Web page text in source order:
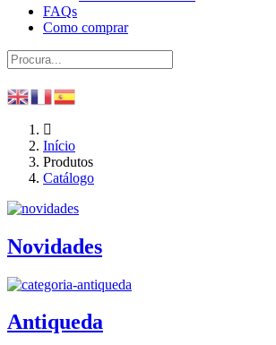
FAQs
Como comprar
Início
Produtos
Catálogo
Novidades
Antiqueda